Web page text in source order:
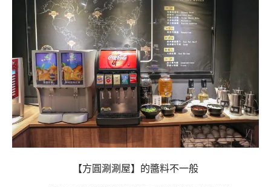
【方圓涮涮屋】的醬料不一般